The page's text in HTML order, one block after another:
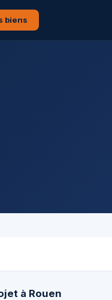
biens
à Rouen